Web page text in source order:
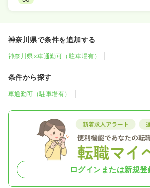
神奈川県で条件を追加する
神奈川県×車通勤可（駐車場有）
条件から探す
車通勤可（駐車場有）
ログインまたは新規登